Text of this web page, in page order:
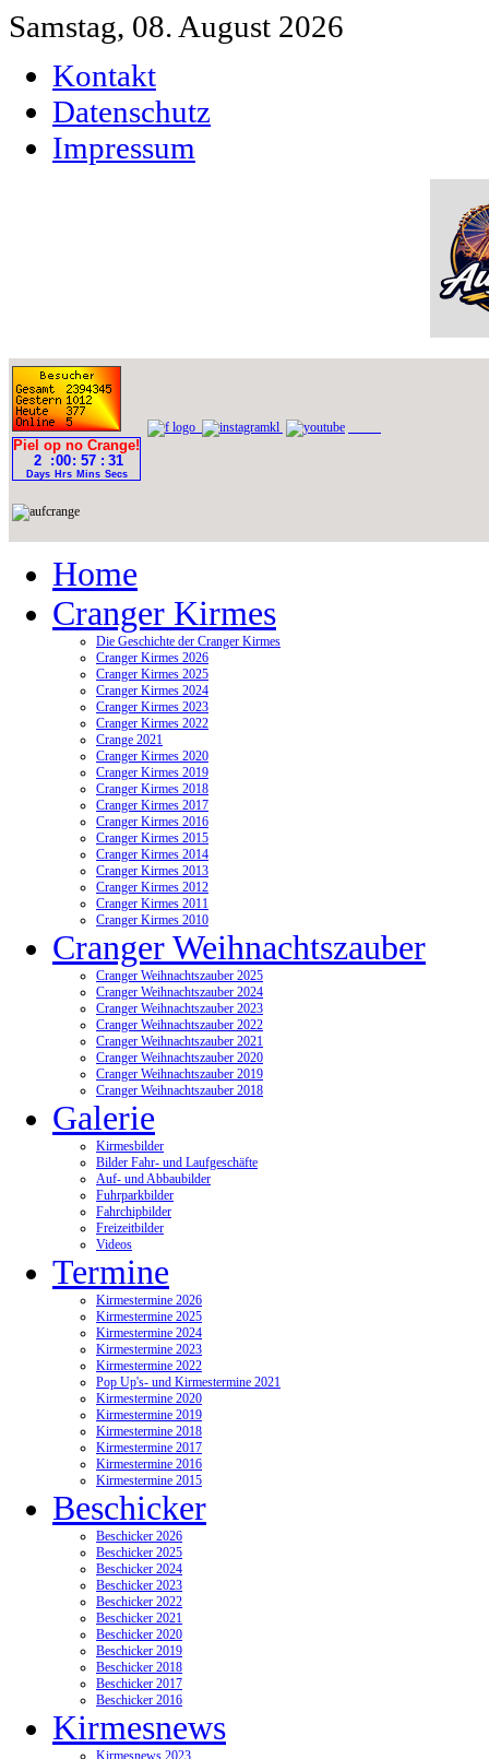
Samstag, 08. August 2026
Kontakt
Datenschutz
Impressum
Home
Cranger Kirmes
Die Geschichte der Cranger Kirmes
Cranger Kirmes 2026
Cranger Kirmes 2025
Cranger Kirmes 2024
Cranger Kirmes 2023
Cranger Kirmes 2022
Crange 2021
Cranger Kirmes 2020
Cranger Kirmes 2019
Cranger Kirmes 2018
Cranger Kirmes 2017
Cranger Kirmes 2016
Cranger Kirmes 2015
Cranger Kirmes 2014
Cranger Kirmes 2013
Cranger Kirmes 2012
Cranger Kirmes 2011
Cranger Kirmes 2010
Cranger Weihnachtszauber
Cranger Weihnachtszauber 2025
Cranger Weihnachtszauber 2024
Cranger Weihnachtszauber 2023
Cranger Weihnachtszauber 2022
Cranger Weihnachtszauber 2021
Cranger Weihnachtszauber 2020
Cranger Weihnachtszauber 2019
Cranger Weihnachtszauber 2018
Galerie
Kirmesbilder
Bilder Fahr- und Laufgeschäfte
Auf- und Abbaubilder
Fuhrparkbilder
Fahrchipbilder
Freizeitbilder
Videos
Termine
Kirmestermine 2026
Kirmestermine 2025
Kirmestermine 2024
Kirmestermine 2023
Kirmestermine 2022
Pop Up's- und Kirmestermine 2021
Kirmestermine 2020
Kirmestermine 2019
Kirmestermine 2018
Kirmestermine 2017
Kirmestermine 2016
Kirmestermine 2015
Beschicker
Beschicker 2026
Beschicker 2025
Beschicker 2024
Beschicker 2023
Beschicker 2022
Beschicker 2021
Beschicker 2020
Beschicker 2019
Beschicker 2018
Beschicker 2017
Beschicker 2016
Kirmesnews
Kirmesnews 2023